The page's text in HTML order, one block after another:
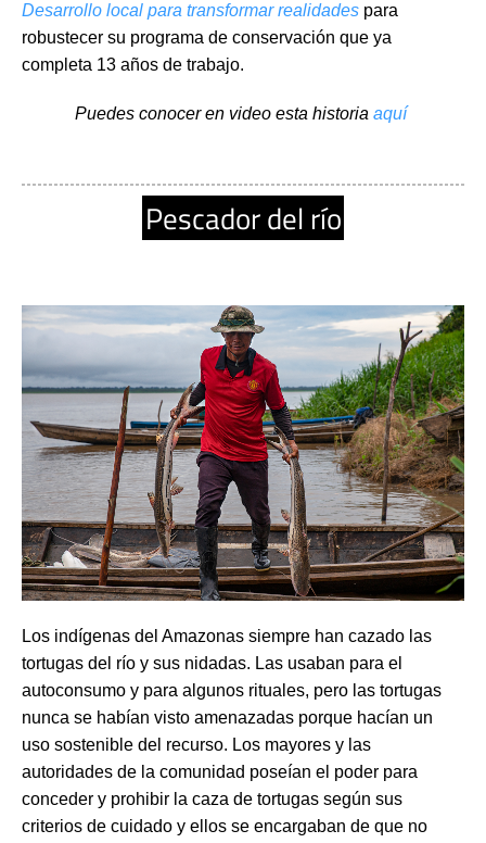
Desarrollo local para transformar realidades para
robustecer su programa de conservación que ya
completa 13 años de trabajo.
Puedes conocer en video esta historia aquí
Pescador del río
Los indígenas del Amazonas siempre han cazado las
tortugas del río y sus nidadas. Las usaban para el
autoconsumo y para algunos rituales, pero las tortugas
nunca se habían visto amenazadas porque hacían un
uso sostenible del recurso. Los mayores y las
autoridades de la comunidad poseían el poder para
conceder y prohibir la caza de tortugas según sus
criterios de cuidado y ellos se encargaban de que no